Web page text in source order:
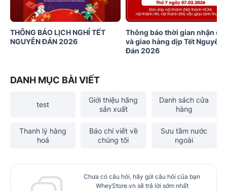
THÔNG BÁO LỊCH NGHỈ TẾT
NGUYÊN ĐÁN 2026
Thông báo thời gian nhận
và giao hàng dịp Tết Nguyên
Đán 2026
DANH MỤC BÀI VIẾT
test
Giới thiệu hãng
sản xuất
Danh sách cửa
hàng
Thanh lý hàng
hoá
Báo chí viết về
chúng tôi
Sưu tầm nước
ngoài
Chưa có câu hỏi, hãy gửi câu hỏi của bạn
WheyStore.vn sẽ trả lời sớm nhất